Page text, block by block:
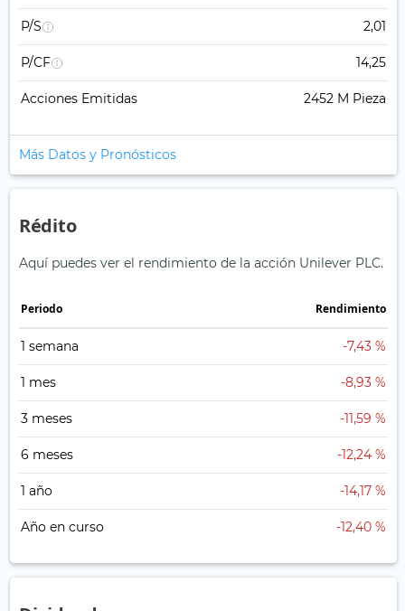
P/S 2,01
P/CF 14,25
Acciones Emitidas 2452 M Pieza
Más Datos y Pronósticos
Rédito
Aquí puedes ver el rendimiento de la acción Unilever PLC.
Periodo Rendimiento
1 semana -7,43 %
1 mes -8,93 %
3 meses -11,59 %
6 meses -12,24 %
1 año -14,17 %
Año en curso -12,40 %